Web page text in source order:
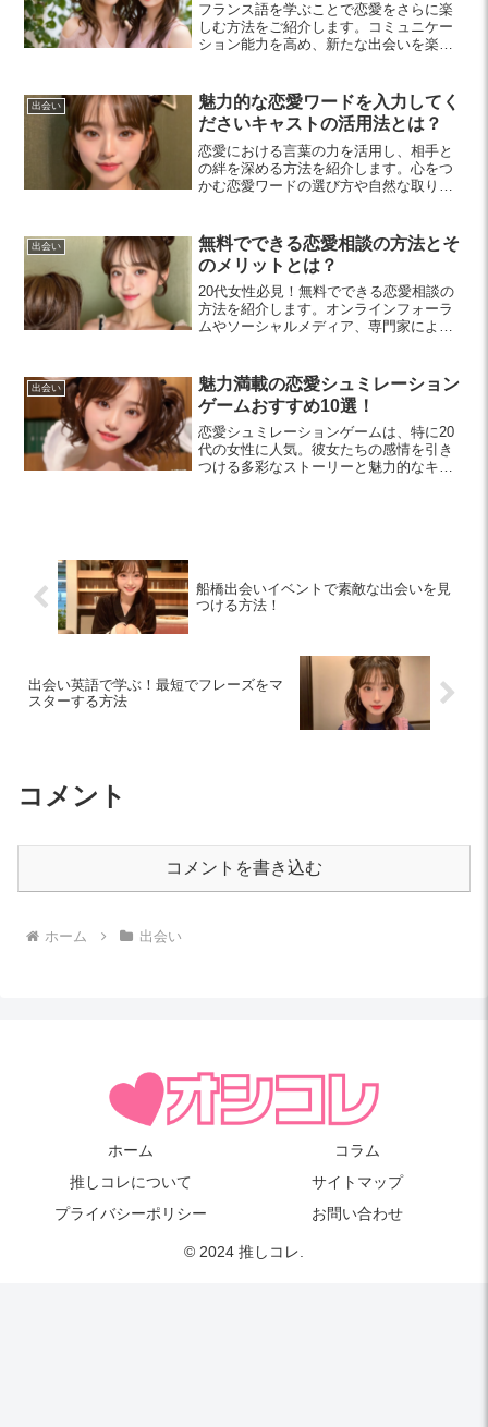
フランス語を学ぶことで恋愛をさらに楽
しむ方法をご紹介します。コミュニケー
ション能力を高め、新たな出会いを楽し
出会い
魅力的な恋愛ワードを入力してく
ださいキャストの活用法とは？
恋愛における言葉の力を活用し、相手と
の絆を深める方法を紹介します。心をつ
かむ恋愛ワードの選び方や自然な取り入
出会い
無料でできる恋愛相談の方法とそ
のメリットとは？
20代女性必見！無料でできる恋愛相談の
方法を紹介します。オンラインフォーラ
ムやソーシャルメディア、専門家による
ょう。
出会い
魅力満載の恋愛シュミレーション
ゲームおすすめ10選！
恋愛シュミレーションゲームは、特に20
代の女性に人気。彼女たちの感情を引き
つける多彩なストーリーと魅力的なキャ
船橋出会いイベントで素敵な出会いを見
つける方法！
出会い英語で学ぶ！最短でフレーズをマ
スターする方法
コメント
コメントを書き込む
ホーム 出会い
ホーム
コラム
推しコレについて
サイトマップ
プライバシーポリシー
お問い合わせ
© 2024 推しコレ.